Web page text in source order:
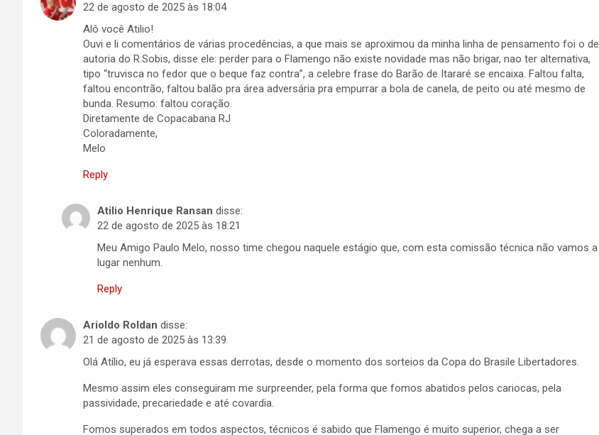
22 de agosto de 2025 às 18:04
Alô você Atilio!
Ouvi e li comentários de várias procedências, a que mais se aproximou da minha linha de pensamento foi o de
autoria do R.Sobis, disse ele: perder para o Flamengo não existe novidade mas não brigar, nao ter alternativa,
tipo “truvisca no fedor que o beque faz contra”, a celebre frase do Barão de Itararé se encaixa. Faltou falta,
faltou encontrão, faltou balão pra área adversária pra empurrar a bola de canela, de peito ou até mesmo de
bunda. Resumo: faltou coração.
Diretamente de Copacabana RJ
Coloradamente,
Melo
Reply
Atilio Henrique Ransan disse:
22 de agosto de 2025 às 18:21
Meu Amigo Paulo Melo, nosso time chegou naquele estágio que, com esta comissão técnica não vamos a
lugar nenhum.
Reply
Arioldo Roldan disse:
21 de agosto de 2025 às 13:39
Olá Atílio, eu já esperava essas derrotas, desde o momento dos sorteios da Copa do Brasile Libertadores.
Mesmo assim eles conseguiram me surpreender, pela forma que fomos abatidos pelos cariocas, pela
passividade, precariedade e até covardia.
Fomos superados em todos aspectos, técnicos é sabido que Flamengo é muito superior, chega a ser